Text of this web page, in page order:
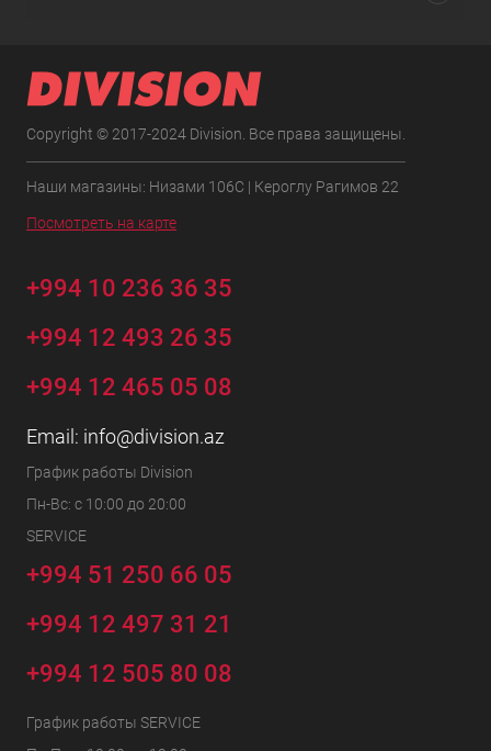
Copyright © 2017-2024 Division. Все права защищены.
Наши магазины: Низами 106C | Кероглу Рагимов 22
Посмотреть на карте
+994 10 236 36 35
+994 12 493 26 35
+994 12 465 05 08
Email: info@division.az
График работы Division
Пн-Вс: с 10:00 до 20:00
SERVICE
+994 51 250 66 05
+994 12 497 31 21
+994 12 505 80 08
График работы SERVICE